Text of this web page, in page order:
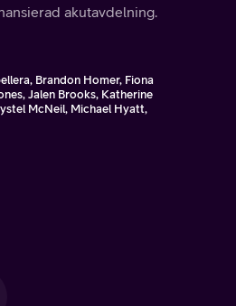
akutavdelning.
Brandon Homer, Fiona
Jalen Brooks, Katherine
McNeil, Michael Hyatt,